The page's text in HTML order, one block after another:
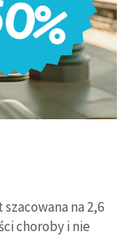
na 2,6
choroby i nie